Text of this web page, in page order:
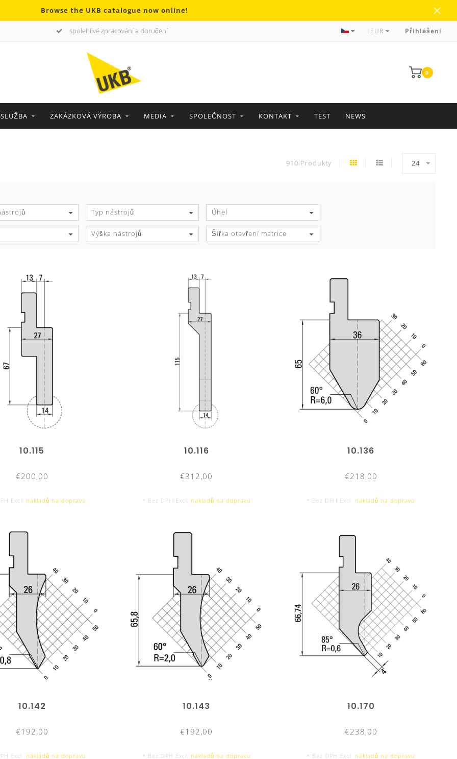
Browse the UKB catalogue now online!
spolehlivé zpracování a doručení více než 35 let zkušeností
EUR Přihlášení
0
SLUŽBA ZAKÁZKOVÁ VÝROBA MEDIA SPOLEČNOST KONTAKT TEST NEWS
910 Produkty 24
Typ nástrojů Úhel
Výška nástrojů Šířka otevření matrice
10.115
€200,00
Excl. nákladů na dopravu
10.116
€312,00
* Bez DPH Excl. nákladů na dopravu
10.136
€218,00
* Bez DPH Excl. nákladů na dopravu
10.142
€192,00
Excl. nákladů na dopravu
10.143
€192,00
* Bez DPH Excl. nákladů na dopravu
10.170
€238,00
* Bez DPH Excl. nákladů na dopravu